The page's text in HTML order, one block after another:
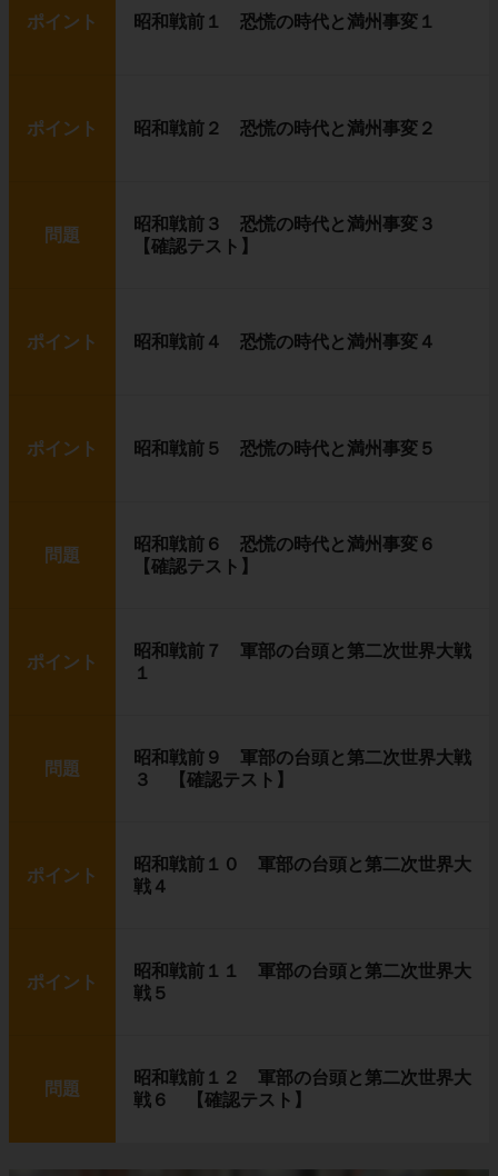
ポイント 昭和戦前１ 恐慌の時代と満州事変１
ポイント 昭和戦前２ 恐慌の時代と満州事変２
問題
昭和戦前３ 恐慌の時代と満州事変３
【確認テスト】
ポイント 昭和戦前４ 恐慌の時代と満州事変４
ポイント 昭和戦前５ 恐慌の時代と満州事変５
問題
昭和戦前６ 恐慌の時代と満州事変６
【確認テスト】
ポイント
昭和戦前７ 軍部の台頭と第二次世界大戦
１
問題
昭和戦前９ 軍部の台頭と第二次世界大戦
３ 【確認テスト】
ポイント
昭和戦前１０ 軍部の台頭と第二次世界大
戦４
ポイント
昭和戦前１１ 軍部の台頭と第二次世界大
戦５
問題
昭和戦前１２ 軍部の台頭と第二次世界大
戦６ 【確認テスト】